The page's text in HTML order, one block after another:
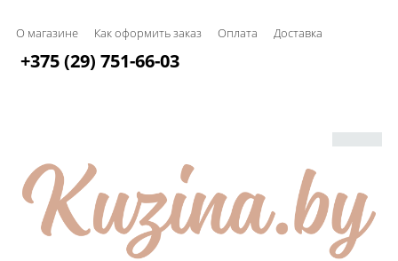
О магазине Как оформить заказ Оплата Доставка
+375 (29) 751-66-03